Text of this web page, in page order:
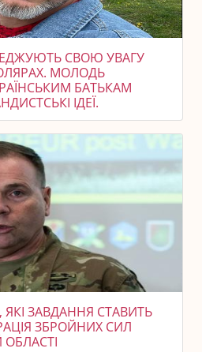
СВОЮ УВАГУ
МОЛОДЬ
БАТЬКАМ
ІДЕЇ.
ЗАВДАННЯ СТАВИТЬ
ЗБРОЙНИХ СИЛ
ОБЛАСТІ